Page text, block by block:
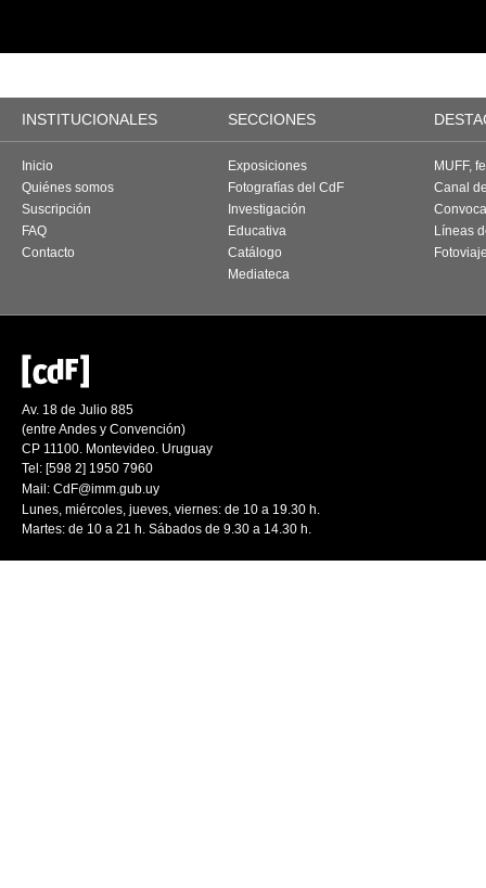
INSTITUCIONALES SECCIONES
Inicio
Quiénes somos
Suscripción
FAQ
Contacto
Exposiciones
Fotografías del CdF
Investigación
Educativa
Catálogo
Mediateca
MUFF,
Canal
Líneas
Av. 18 de Julio 885
(entre Andes y Convención)
CP 11100. Montevideo. Uruguay
Tel: [598 2] 1950 7960
Mail: CdF@imm.gub.uy
Lunes, miércoles, jueves, viernes: de 10 a 19.30 h.
Martes: de 10 a 21 h. Sábados de 9.30 a 14.30 h.